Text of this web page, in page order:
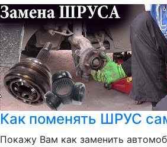
Как поменять ШРУС
Покажу Вам как заменить